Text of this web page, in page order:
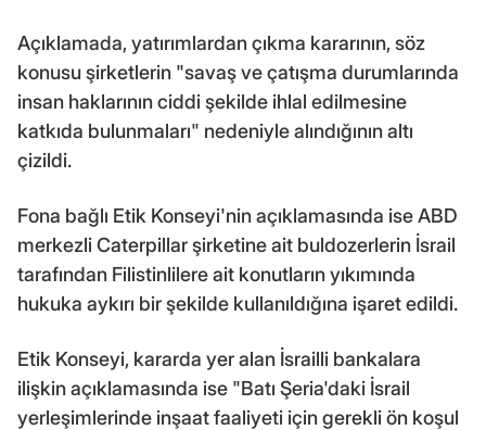
Açıklamada, yatırımlardan çıkma kararının, söz
konusu şirketlerin "savaş ve çatışma durumlarında
insan haklarının ciddi şekilde ihlal edilmesine
katkıda bulunmaları" nedeniyle alındığının altı
çizildi.
Fona bağlı Etik Konseyi'nin açıklamasında ise ABD
merkezli Caterpillar şirketine ait buldozerlerin İsrail
tarafından Filistinlilere ait konutların yıkımında
hukuka aykırı bir şekilde kullanıldığına işaret edildi.
Etik Konseyi, kararda yer alan İsrailli bankalara
ilişkin açıklamasında ise "Batı Şeria'daki İsrail
yerleşimlerinde inşaat faaliyeti için gerekli ön koşul